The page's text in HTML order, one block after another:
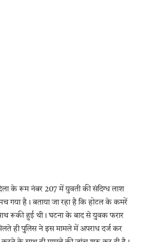
के रूम नंबर 207 में युवती की संदिग्ध लाश
गया है। बताया जा रहा है कि होटल के कमरें
रूकी हुई थी। घटना के बाद से युवक फरार
ही पुलिस ने इस मामले में अपराध दर्ज कर